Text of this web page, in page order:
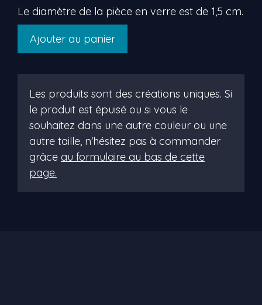
Le diamètre de la pièce en verre est de 1,5 cm.
quantité
Ajouter au panier
Les produits sont des créations uniques. Si
le produit est épuisé ou si vous le
souhaitez dans une autre couleur ou une
autre taille, n'hésitez pas à commander
grâce au formulaire au bas de cette
page.